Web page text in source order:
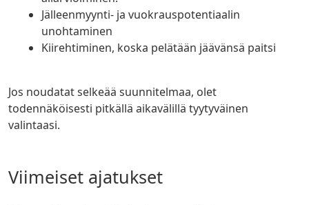
Jälleenmyynti- ja vuokrauspotentiaalin
unohtaminen
Kiirehtiminen, koska pelätään jäävänsä paitsi
Jos noudatat selkeää suunnitelmaa, olet
todennäköisesti pitkällä aikavälillä tyytyväinen
valintaasi.
Viimeiset ajatukset